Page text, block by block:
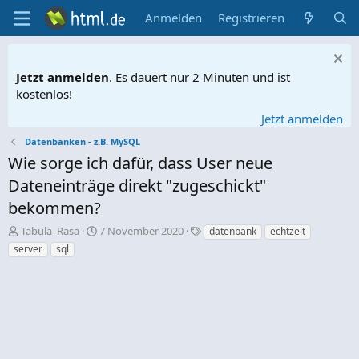
Anmelden Registrieren
Jetzt anmelden. Es dauert nur 2 Minuten und ist
kostenlos!
Jetzt anmelden
Datenbanken - z.B. MySQL
Wie sorge ich dafür, dass User neue
Dateneinträge direkt "zugeschickt"
bekommen?
E
r
s
Tabula_Rasa
E
7 November 2020
S
c
datenbank
echtzeit
server
sql